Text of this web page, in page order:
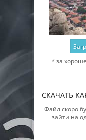
* за
СКАЧАТЬ
Файл скоро
зайти на